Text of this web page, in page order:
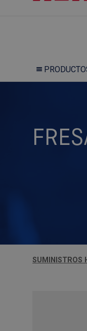
SUMINISTROS